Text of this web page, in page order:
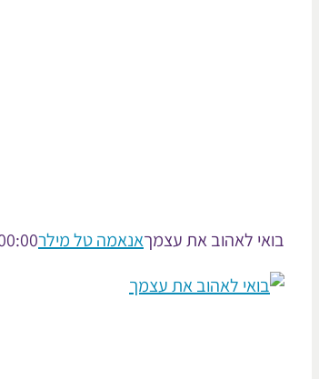
בואי לאהוב את עצמךאנאמה טל מילר